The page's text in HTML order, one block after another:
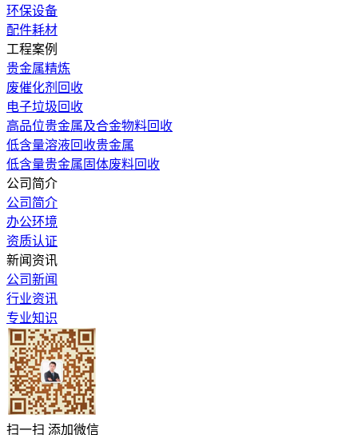
环保设备
配件耗材
工程案例
贵金属精炼
废催化剂回收
电子垃圾回收
高品位贵金属及合金物料回收
低含量溶液回收贵金属
低含量贵金属固体废料回收
公司简介
公司简介
办公环境
资质认证
新闻资讯
公司新闻
行业资讯
专业知识
扫一扫 添加微信